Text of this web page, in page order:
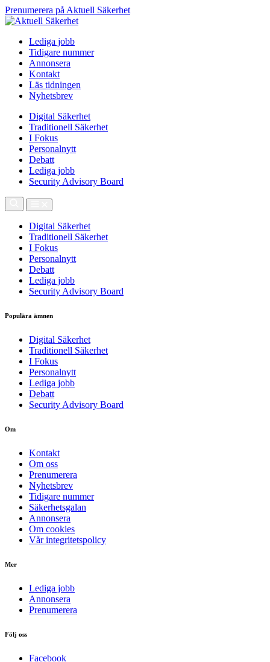
Prenumerera på Aktuell Säkerhet
Lediga jobb
Tidigare nummer
Annonsera
Kontakt
Läs tidningen
Nyhetsbrev
Digital Säkerhet
Traditionell Säkerhet
I Fokus
Personalnytt
Debatt
Lediga jobb
Security Advisory Board
Digital Säkerhet
Traditionell Säkerhet
I Fokus
Personalnytt
Debatt
Lediga jobb
Security Advisory Board
Populära ämnen
Digital Säkerhet
Traditionell Säkerhet
I Fokus
Personalnytt
Lediga jobb
Debatt
Security Advisory Board
Om
Kontakt
Om oss
Prenumerera
Nyhetsbrev
Tidigare nummer
Säkerhetsgalan
Annonsera
Om cookies
Vår integritetspolicy
Mer
Lediga jobb
Annonsera
Prenumerera
Följ oss
Facebook